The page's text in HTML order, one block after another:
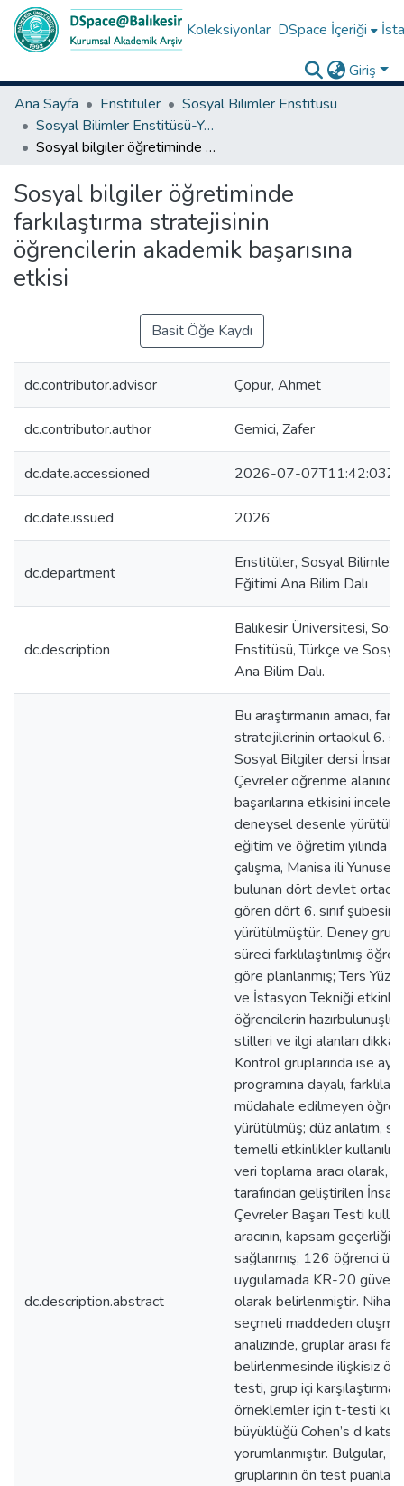
Koleksiyonlar DSpace İçeriği
Giriş
Ana Sayfa
Enstitüler
Sosyal Bilimler Enstitüsü
Sosyal Bilimler Enstitüsü-Yüksek Lisans Tezleri
Sosyal bilgiler öğretiminde farkılaştırma stratejisinin öğrencilerin akademik başarısına etkisi
Sosyal bilgiler öğretiminde
farkılaştırma stratejisinin
öğrencilerin akademik başarısına
etkisi
Basit Öğe Kaydı
dc.contributor.advisor Çopur, Ahmet
dc.contributor.author Gemici, Zafer
dc.date.accessioned 2026-07-07T11:42:03Z
dc.date.issued 2026
dc.department
Enstitüler, Sosyal Bilimler
Eğitimi Ana Bilim Dalı
dc.description
Balıkesir Üniversitesi,
Enstitüsü, Türkçe ve
Ana Bilim Dalı.
dc.description.abstract
Bu araştırmanın amacı,
stratejilerinin ortaokul 6.
Sosyal Bilgiler dersi
Çevreler öğrenme
başarılarına etkisini
deneysel desenle
eğitim ve öğretim yılında
çalışma, Manisa ili
bulunan dört devlet
gören dört 6. sınıf
yürütülmüştür. Deney
süreci farklılaştırılmış
göre planlanmış; Ters Yüz
ve İstasyon Tekniği
öğrencilerin
stilleri ve ilgi alanları dikkate
Kontrol gruplarında ise
programına dayalı,
müdahale edilmeyen
yürütülmüş; düz anlatım,
temelli etkinlikler
veri toplama aracı olarak,
tarafından geliştirilen
Çevreler Başarı Testi
aracının, kapsam geçerliği
sağlanmış, 126 öğrenci
uygulamada KR-20
olarak belirlenmiştir. Nihai
seçmeli maddeden
analizinde, gruplar arası
belirlenmesinde ilişkisiz
testi, grup içi
örneklemler için t-testi
büyüklüğü Cohen’s d
yorumlanmıştır. Bulgular,
gruplarının ön test